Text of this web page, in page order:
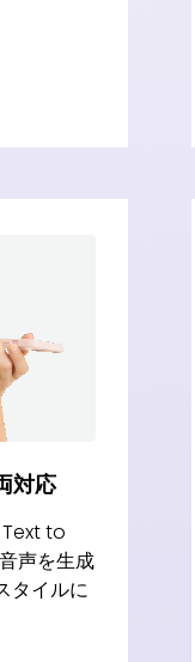
対応
to
声を生成
タイルに